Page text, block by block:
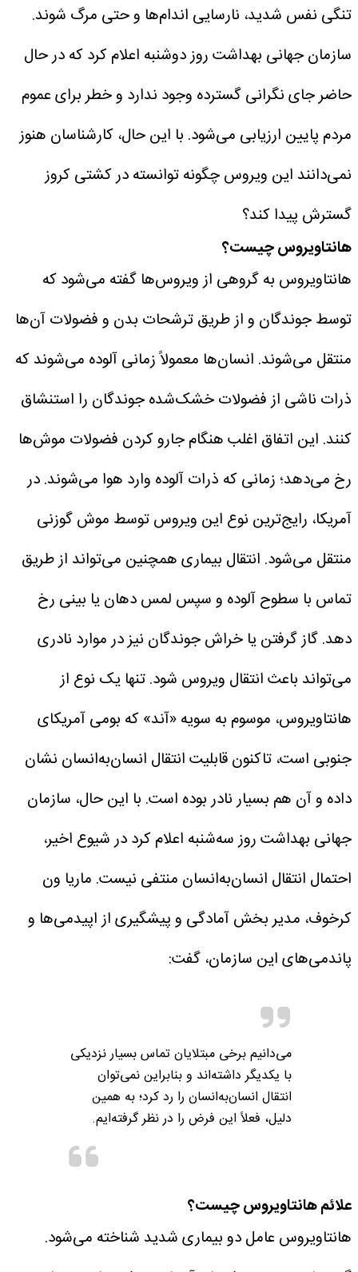
تنگی نفس شدید، نارسایی اندام‌ها و حتی مرگ شوند.
سازمان جهانی بهداشت روز دوشنبه اعلام کرد که در حال
حاضر جای نگرانی گسترده وجود ندارد و خطر برای عموم
مردم پایین ارزیابی می‌شود. با این حال، کارشناسان هنوز
نمی‌دانند این ویروس چگونه توانسته در کشتی کروز
گسترش پیدا کند؟
هانتاویروس چیست؟
هانتاویروس به گروهی از ویروس‌ها گفته می‌شود که
توسط جوندگان و از طریق ترشحات بدن و فضولات آن‌ها
منتقل می‌شوند. انسان‌ها معمولاً زمانی آلوده می‌شوند که
ذرات ناشی از فضولات خشک‌شده جوندگان را استنشاق
کنند. این اتفاق اغلب هنگام جارو کردن فضولات موش‌ها
رخ می‌دهد؛ زمانی که ذرات آلوده وارد هوا می‌شوند.در
آمریکا، رایج‌ترین نوع این ویروس توسط موش گوزنی
منتقل می‌شود. انتقال بیماری همچنین می‌تواند از طریق
تماس با سطوح آلوده و سپس لمس دهان یا بینی رخ
دهد. گاز گرفتن یا خراش جوندگان نیز در موارد نادری
می‌تواند باعث انتقال ویروس شود.تنها یک نوع از
هانتاویروس، موسوم به سویه «آند» که بومی آمریکای
جنوبی است، تاکنون قابلیت انتقال انسان‌به‌انسان نشان
داده و آن هم بسیار نادر بوده است. با این حال، سازمان
جهانی بهداشت روز سه‌شنبه اعلام کرد در شیوع اخیر،
احتمال انتقال انسان‌به‌انسان منتفی نیست. ماریا ون
کرخوف، مدیر بخش آمادگی و پیشگیری از اپیدمی‌ها و
پاندمی‌های این سازمان، گفت:
می‌دانیم برخی مبتلایان تماس بسیار نزدیکی
با یکدیگر داشته‌اند و بنابراین نمی‌توان
انتقال انسان‌به‌انسان را رد کرد؛ به همین
دلیل، فعلاً این فرض را در نظر گرفته‌ایم.
علائم هانتاویروس چیست؟
هانتاویروس عامل دو بیماری شدید شناخته می‌شود.